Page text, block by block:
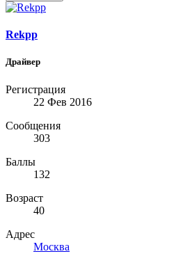
Rekpp
Драйвер
Регистрация
22 Фев 2016
Сообщения
303
Баллы
132
Возраст
40
Адрес
Москва